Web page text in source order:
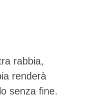
rabbia,
renderà
senza fine.